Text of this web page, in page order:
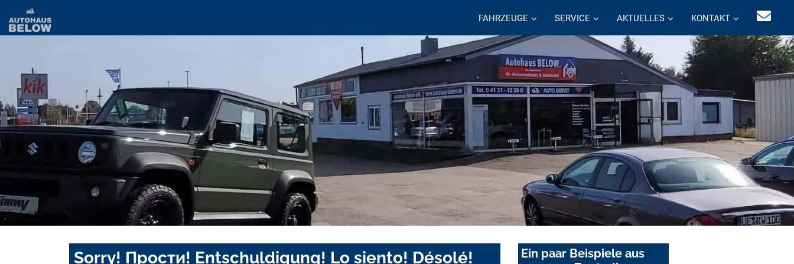
FAHRZEUGE SERVICE AKTUELLES KONTAKT
Sorry! Прости! Entschuldigung! Lo siento! Désolé!
Ein paar Beispiele aus